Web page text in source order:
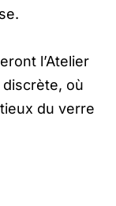
l’Atelier
où
du verre